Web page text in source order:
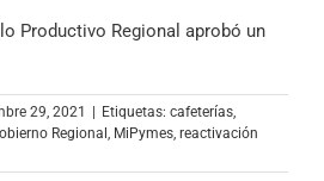
Especiales
Productivo Regional aprobó un
29, 2021 | Etiquetas: cafeterías
Regional MiPymes reactivación